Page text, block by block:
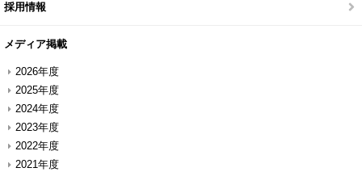
採用情報
メディア掲載
2026年度
2025年度
2024年度
2023年度
2022年度
2021年度